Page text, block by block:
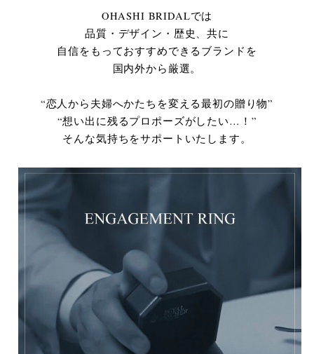
OHASHI BRIDALでは
品質・デザイン・歴史、共に
自信をもっておすすめできるブランドを
国内外から厳選。
“恋人から夫婦へかたちを変える最初の贈り物”
“想い出に残るプロポーズがしたい…！”
そんな気持ちをサポートいたします。